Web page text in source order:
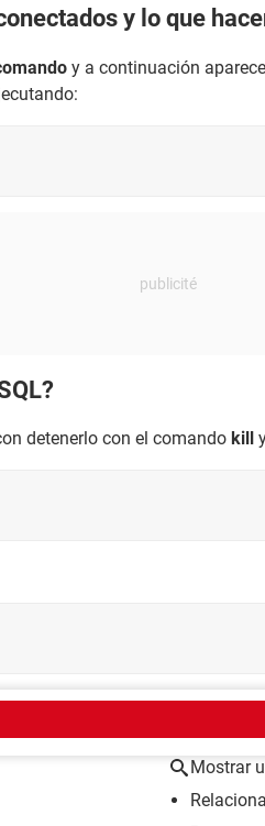
y lo que
y a continuación
detenerlo con el comando kill
Mostrar